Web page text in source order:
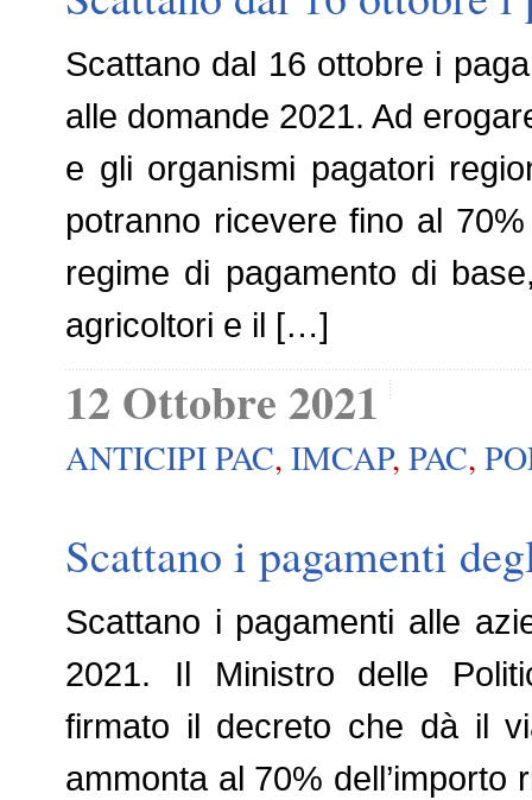
Scattano dal 16 ottobre i
alle domande 2021. Ad
e gli organismi pagatori
potranno ricevere fino al
regime di pagamento di
agricoltori e il […]
12 Ottobre 2021
ANTICIPI PAC, IMCAP, PAC,
Scattano i pagamenti
Scattano i pagamenti alle
2021. Il Ministro delle
firmato il decreto che dà il
ammonta al 70%